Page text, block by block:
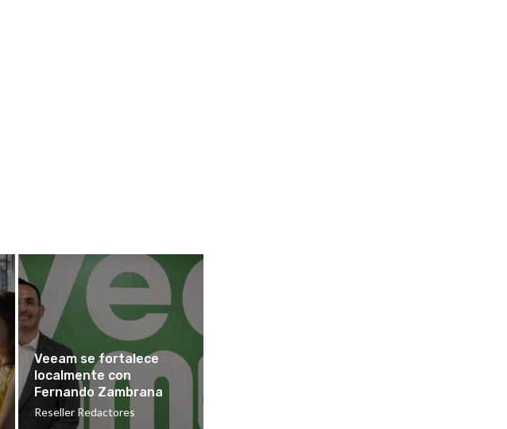
Veeam se fortalece
localmente con
Fernando Zambrana
Reseller Redactores